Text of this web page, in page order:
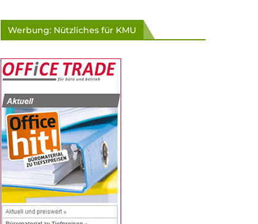
Werbung: Nützliches für KMU